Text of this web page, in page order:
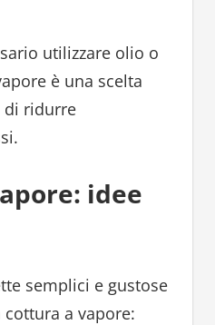
utilizzare olio o
è una scelta
di ridurre
idee
semplici e gustose
a vapore: